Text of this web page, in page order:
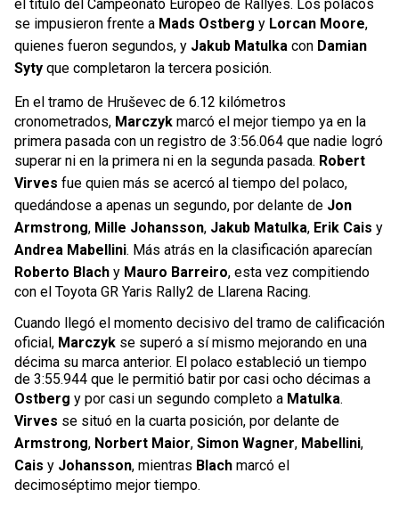
el título del Campeonato Europeo de Rallyes. Los polacos
se impusieron frente a Mads Ostberg y Lorcan Moore,
quienes fueron segundos, y Jakub Matulka con Damian
Syty que completaron la tercera posición.
En el tramo de Hruševec de 6.12 kilómetros
cronometrados, Marczyk marcó el mejor tiempo ya en la
primera pasada con un registro de 3:56.064 que nadie logró
superar ni en la primera ni en la segunda pasada. Robert
Virves fue quien más se acercó al tiempo del polaco,
quedándose a apenas un segundo, por delante de Jon
Armstrong, Mille Johansson, Jakub Matulka, Erik Cais y
Andrea Mabellini. Más atrás en la clasificación aparecían
Roberto Blach y Mauro Barreiro, esta vez compitiendo
con el Toyota GR Yaris Rally2 de Llarena Racing.
Cuando llegó el momento decisivo del tramo de calificación
oficial, Marczyk se superó a sí mismo mejorando en una
décima su marca anterior. El polaco estableció un tiempo
de 3:55.944 que le permitió batir por casi ocho décimas a
Ostberg y por casi un segundo completo a Matulka.
Virves se situó en la cuarta posición, por delante de
Armstrong, Norbert Maior, Simon Wagner, Mabellini,
Cais y Johansson, mientras Blach marcó el
decimoséptimo mejor tiempo.